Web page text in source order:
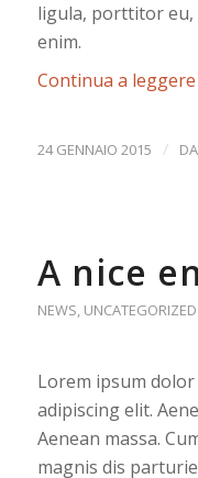
ligula, porttitor eu,
enim.
Continua a leggere
24 GENNAIO 2015 / DA
A nice
NEWS, UNCATEGORIZED
Lorem ipsum
adipiscing elit.
Aenean massa.
magnis dis